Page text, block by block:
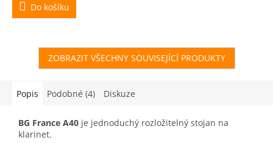
Do košíku
ZOBRAZIT VŠECHNY SOUVISEJÍCÍ PRODUKTY
Popis Podobné (4) Diskuze
BG France A40 je jednoduchý rozložitelný stojan na
klarinet.